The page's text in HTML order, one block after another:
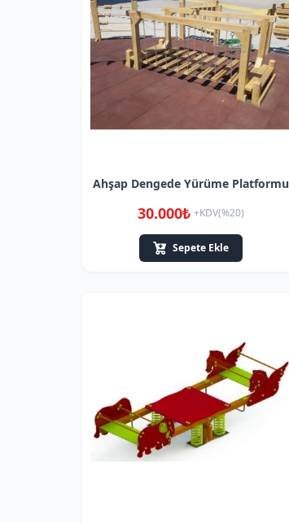
Ahşap Dengede Yürüme Platformu
30.000₺ +KDV(%20)
Sepete Ekle